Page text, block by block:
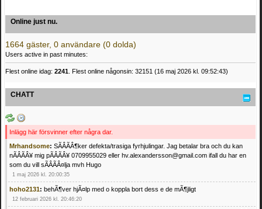
Online just nu.
1664 gäster, 0 användare (0 dolda)
Users active in past minutes:
Flest online idag: 2241. Flest online någonsin: 32151 (16 maj 2026 kl. 09:52:43)
CHATT
Inlägg här försvinner efter några dar.
Mrhandsome: SÃÂÃÂ¶ker defekta/trasiga fyrhjulingar. Jag betalar bra och du kan
nÃÂÃÂ¥ mig pÃÂÃÂ¥ 0709955029 eller hv.alexandersson@gmail.com ifall du har en
som du vill sÃÂÃÂ¤lja mvh Hugo
1 maj 2026 kl. 20:00:35
hoho2131: behÃ¶ver hjÃ¤lp med o koppla bort dess e de mÃ¶jligt
12 februari 2026 kl. 20:46:20